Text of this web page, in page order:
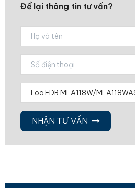
Để lại thông tin tư vấn?
NHẬN TƯ VẤN